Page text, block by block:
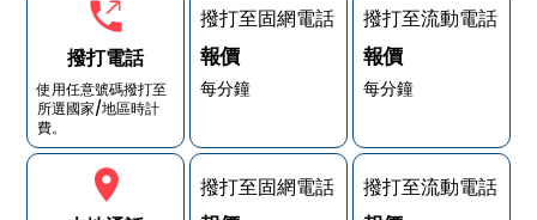
撥打電話
使用任意號碼撥打至
所選國家/地區時計
費。
撥打至固網電話
報價
每分鐘
撥打至固網電話
撥打至流動電話
報價
每分鐘
撥打至流動電話